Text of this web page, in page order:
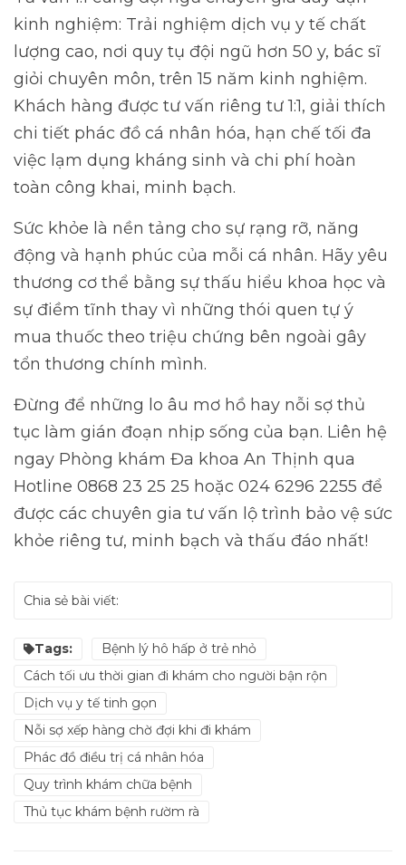
kinh nghiệm: Trải nghiệm dịch vụ y tế chất
lượng cao, nơi quy tụ đội ngũ hơn 50 y, bác sĩ
giỏi chuyên môn, trên 15 năm kinh nghiệm.
Khách hàng được tư vấn riêng tư 1:1, giải thích
chi tiết phác đồ cá nhân hóa, hạn chế tối đa
việc lạm dụng kháng sinh và chi phí hoàn
toàn công khai, minh bạch.
Sức khỏe là nền tảng cho sự rạng rỡ, năng
động và hạnh phúc của mỗi cá nhân. Hãy yêu
thương cơ thể bằng sự thấu hiểu khoa học và
sự điềm tĩnh thay vì những thói quen tự ý
mua thuốc theo triệu chứng bên ngoài gây
tổn thương chính mình.
Đừng để những lo âu mơ hồ hay nỗi sợ thủ
tục làm gián đoạn nhịp sống của bạn. Liên hệ
ngay Phòng khám Đa khoa An Thịnh qua
Hotline 0868 23 25 25 hoặc 024 6296 2255 để
được các chuyên gia tư vấn lộ trình bảo vệ sức
khỏe riêng tư, minh bạch và thấu đáo nhất!
Chia sẻ bài viết:
Tags:
Bệnh lý hô hấp ở trẻ nhỏ
Cách tối ưu thời gian đi khám cho người bận rộn
Dịch vụ y tế tinh gọn
Nỗi sợ xếp hàng chờ đợi khi đi khám
Phác đồ điều trị cá nhân hóa
Quy trình khám chữa bệnh
Thủ tục khám bệnh rườm rà